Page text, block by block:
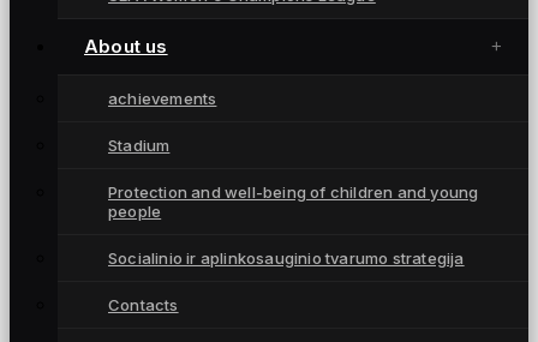
About us
achievements
Stadium
Protection and well-being of children and young
people
Socialinio ir aplinkosauginio tvarumo strategija
Contacts